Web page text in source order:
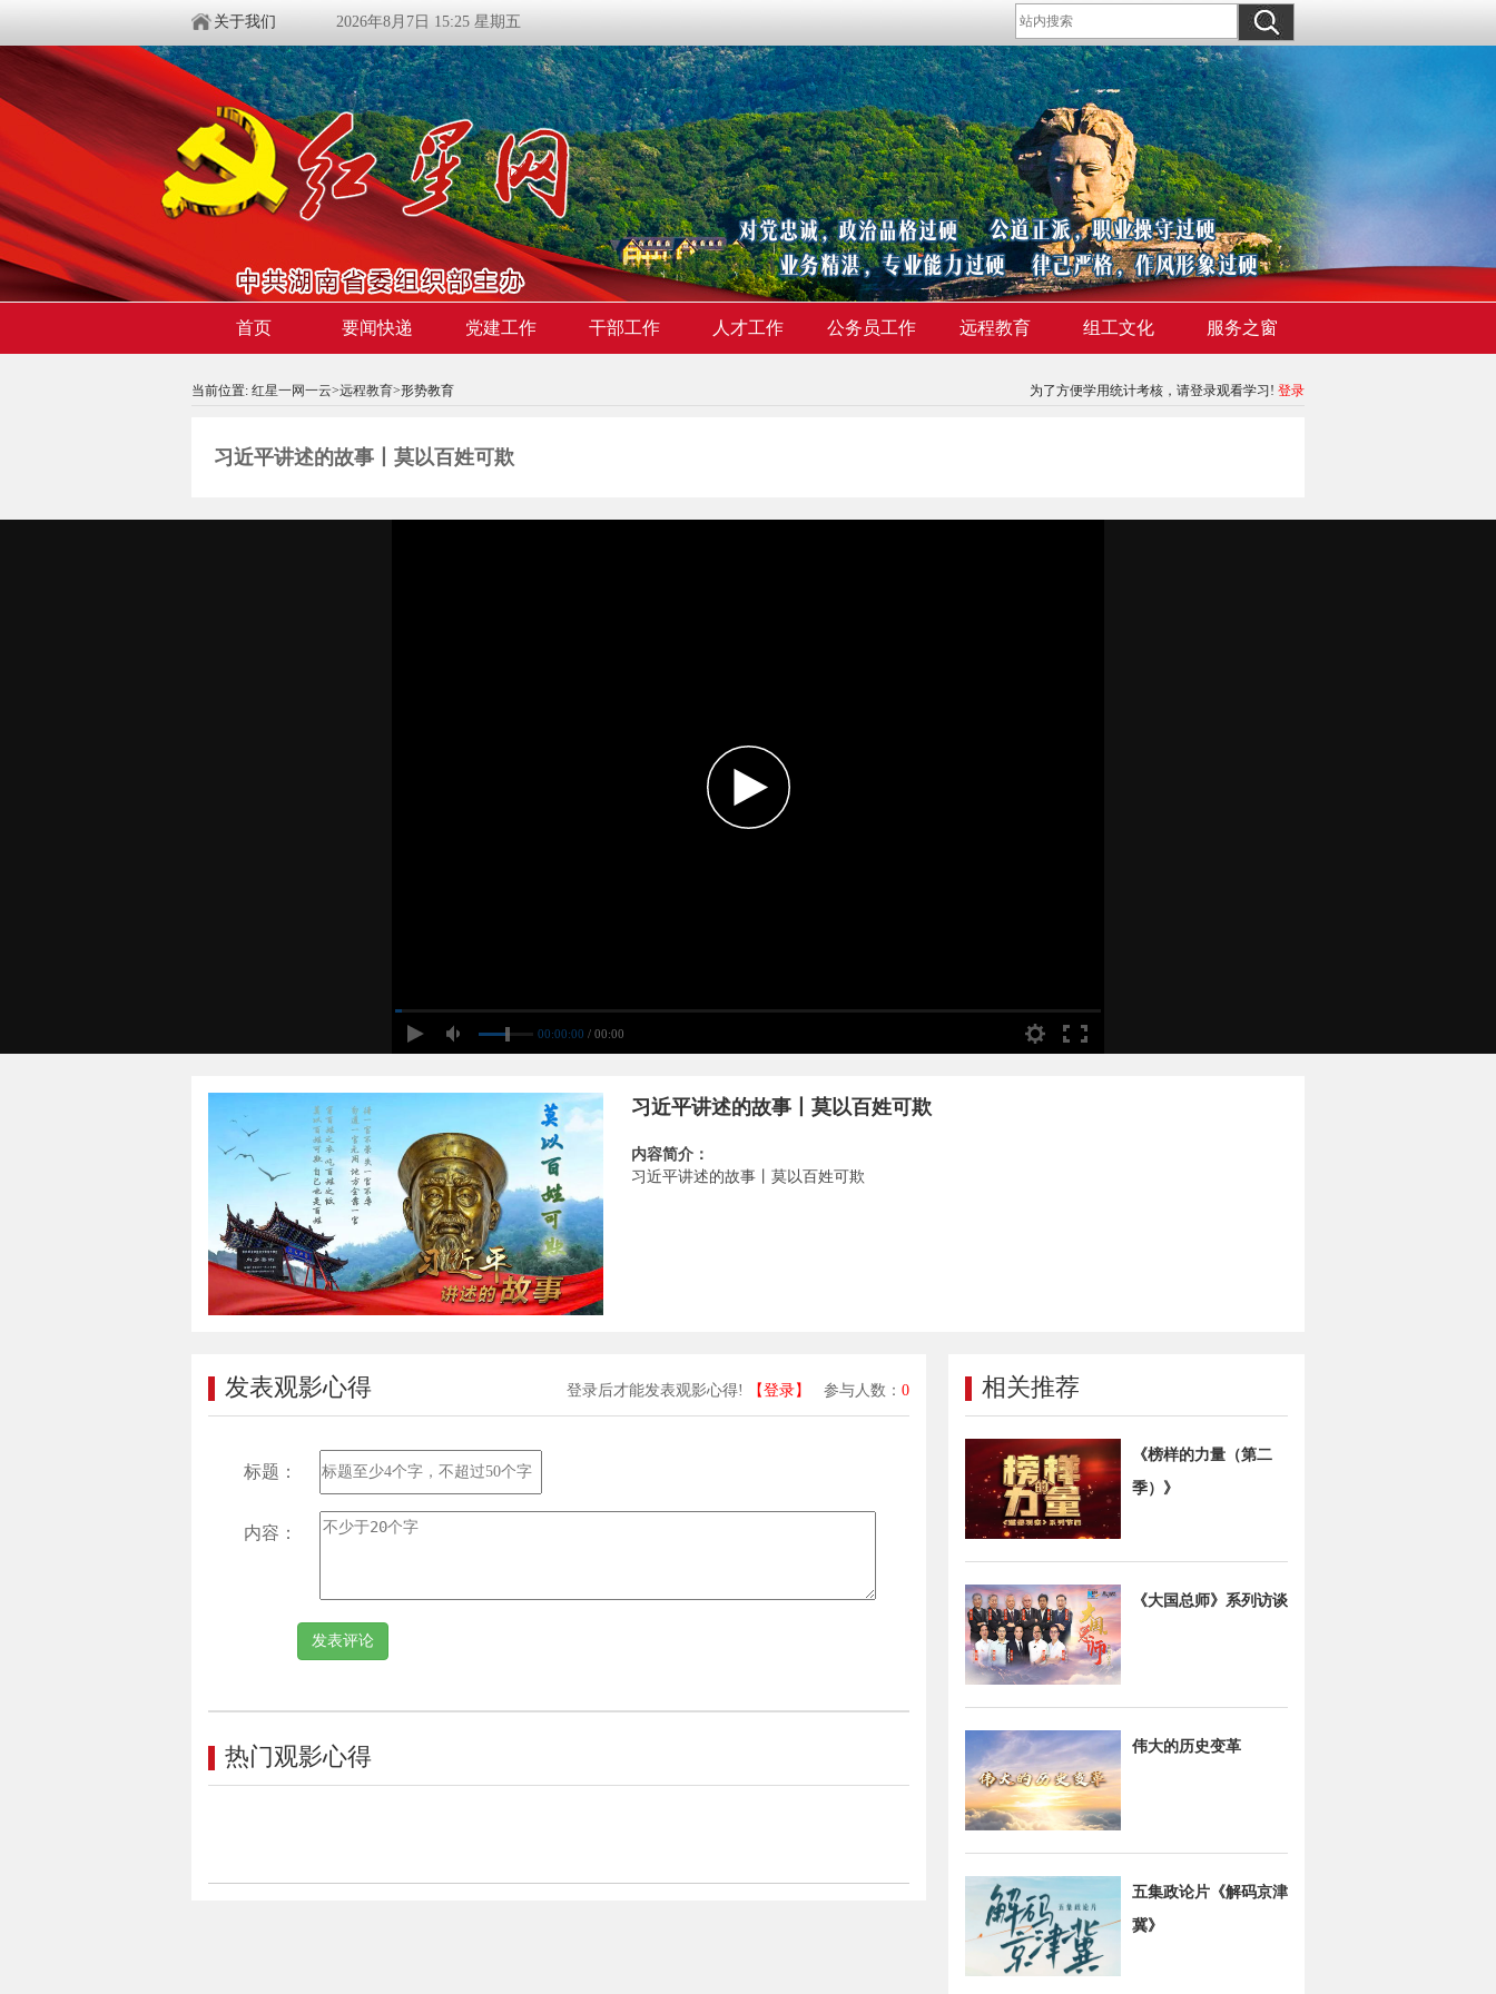
关于我们 2026年8月7日 15:25 星期五
首页 要闻快递 党建工作 干部工作 人才工作 公务员工作 远程教育 组工文化 服务之窗
当前位置: 红星一网一云>远程教育>形势教育 为了方便学用统计考核，请登录观看学习! 登录
习近平讲述的故事丨莫以百姓可欺
00:00:00 / 00:00
习近平讲述的故事丨莫以百姓可欺
内容简介：
习近平讲述的故事丨莫以百姓可欺
登录后才能发表观影心得! 【登录】 参与人数： 0
发表观影心得
标题：
内容：
热门观影心得
相关推荐
《榜样的力量（第二
季）》
《大国总师》系列访谈
伟大的历史变革
五集政论片《解码京津
冀》